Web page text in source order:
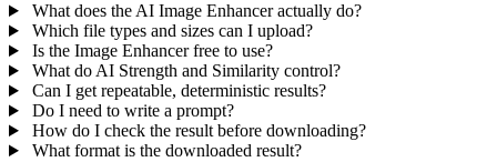
What does the AI Image Enhancer actually do?
Which file types and sizes can I upload?
Is the Image Enhancer free to use?
What do AI Strength and Similarity control?
Can I get repeatable, deterministic results?
Do I need to write a prompt?
How do I check the result before downloading?
What format is the downloaded result?